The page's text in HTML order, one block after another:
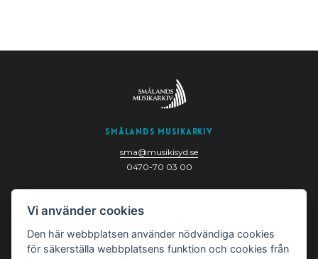
Smålands Musikarkiv
sma@musikisyd.se
0470-70 03 00
352 33 Växjö
Vi använder cookies
Den här webbplatsen använder nödvändiga cookies
för säkerställa webbplatsens funktion och cookies från